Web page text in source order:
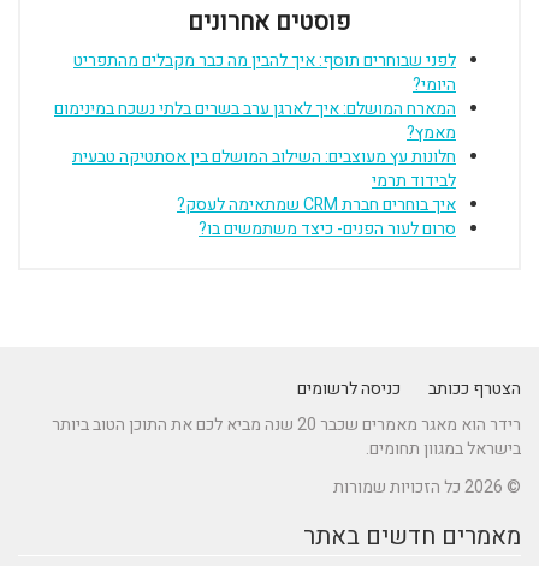
פוסטים אחרונים
לפני שבוחרים תוסף: איך להבין מה כבר מקבלים מהתפריט
היומי?
המארח המושלם: איך לארגן ערב בשרים בלתי נשכח במינימום
מאמץ?
חלונות עץ מעוצבים: השילוב המושלם בין אסתטיקה טבעית
לבידוד תרמי
איך בוחרים חברת CRM שמתאימה לעסק?
סרום לעור הפנים- כיצד משתמשים בו?
הצטרף ככותב
כניסה לרשומים
רידר הוא מאגר מאמרים שכבר 20 שנה מביא לכם את התוכן הטוב ביותר
בישראל במגוון תחומים.
© 2026 כל הזכויות שמורות
מאמרים חדשים באתר